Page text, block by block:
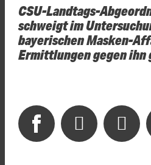
CSU-Landtags-
schweigt im
bayerischen Masken-
Ermittlungen gegen ihn